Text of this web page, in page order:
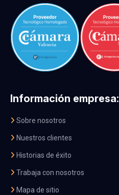
Información empresa:
Sobre nosotros
Nuestros clientes
Historias de éxito
Trabaja con nosotros
Mapa de sitio